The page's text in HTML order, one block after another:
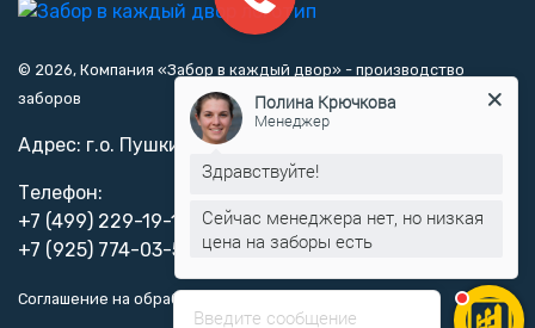
© 2026, Компания «Забор в каждый двор» - производство
заборов
Адрес: г.о. Пушкинский, территория Ясеневая, стр. 7
Телефон:
+7 (499) 229-19-19
+7 (925) 774-03-57
Соглашение на обработку персональных данных
Введите сообщение
Полина Крючкова
Менеджер
Здравствуйте!
Сейчас менеджера нет, но низкая
цена на заборы есть